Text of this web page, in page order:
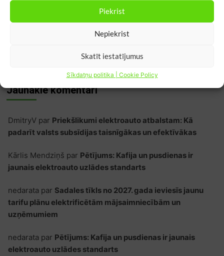
Piekrist
Nepiekrist
Skatīt iestatījumus
Sīkdatņu politika | Cookie Policy
Jaunākie komentāri
DmitryVpar Priekšlikumi elektroauto atbalstam: Kā
padarīt valsts subsīdijas taisnīgākas un efektīvākas
Kārlis Mendziņš par Pētījums: Kafija un pusdienas ir
jaunais elektroauto uzlādes standarts
nedarata par Sadales tīkls no 2027. gada ieviesīs jaunu
tarifu plānu elektrificētām mājsaimniecībām un
uzņēmumiem
nedarata par Pētījums: Kafija un pusdienas ir jaunais
elektroauto uzlādes standarts